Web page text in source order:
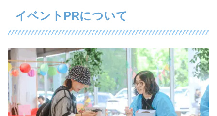
イベントPRについて